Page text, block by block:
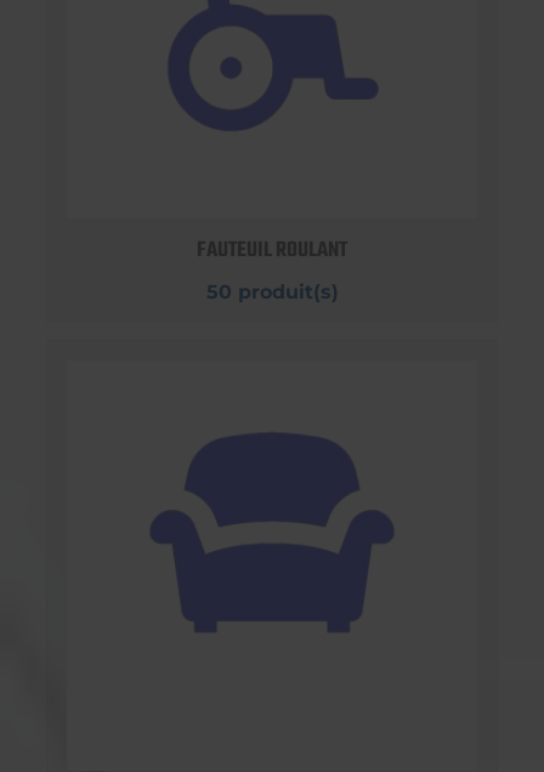
FAUTEUIL ROULANT
50 produit(s)